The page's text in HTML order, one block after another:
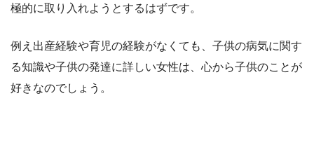
極的に取り入れようとするはずです。
例え出産経験や育児の経験がなくても、子供の病気に関す
る知識や子供の発達に詳しい女性は、心から子供のことが
好きなのでしょう。